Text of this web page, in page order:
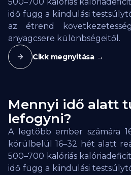
idő függ a kiindulási
az étrend
anyagcsere különbségeitől.
Cikk megnyitása →
Mennyi idő alatt
lefogyni?
A legtöbb ember számára
körülbelül 16–32 hét alatt
500–700 kalóriás
idő függ a kiindulási